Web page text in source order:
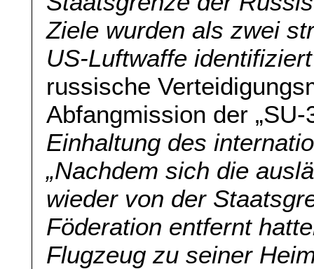
Ziele wurden als zwei
US-Luftwaffe
russische
Abfangmission der
Einhaltung des
„Nachdem sich die
wieder von der
Föderation entfernt
Flugzeug zu seiner